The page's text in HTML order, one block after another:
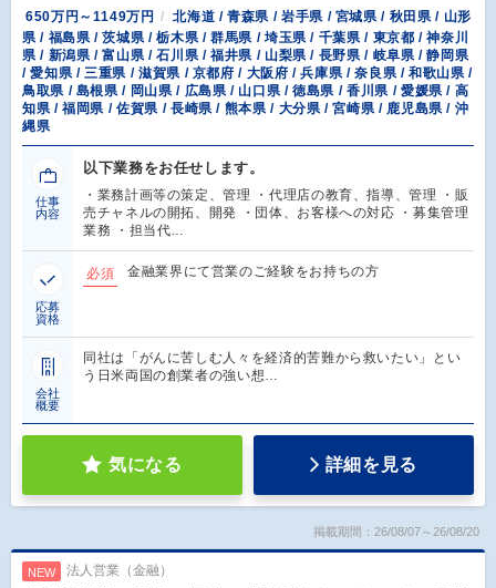
650万円～1149万円
北海道 / 青森県 / 岩手県 / 宮城県 / 秋田県 / 山形
県 / 福島県 / 茨城県 / 栃木県 / 群馬県 / 埼玉県 / 千葉県 / 東京都 / 神奈川
県 / 新潟県 / 富山県 / 石川県 / 福井県 / 山梨県 / 長野県 / 岐阜県 / 静岡県
/ 愛知県 / 三重県 / 滋賀県 / 京都府 / 大阪府 / 兵庫県 / 奈良県 / 和歌山県 /
鳥取県 / 島根県 / 岡山県 / 広島県 / 山口県 / 徳島県 / 香川県 / 愛媛県 / 高
知県 / 福岡県 / 佐賀県 / 長崎県 / 熊本県 / 大分県 / 宮崎県 / 鹿児島県 / 沖
縄県
仕事
内容
以下業務をお任せします。
・業務計画等の策定、管理 ・代理店の教育、指導、管理 ・販
売チャネルの開拓、開発 ・団体、お客様への対応 ・募集管理
業務 ・担当代…
応募
資格
必須 金融業界にて営業のご経験をお持ちの方
会社
概要
同社は「がんに苦しむ人々を経済的苦難から救いたい」とい
う日米両国の創業者の強い想…
気になる 詳細を見る
掲載期間：26/08/07～26/08/20
NEW 法人営業（金融）